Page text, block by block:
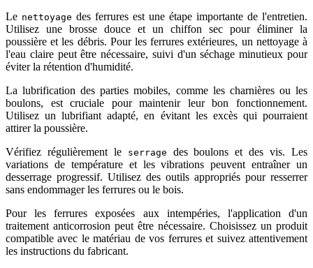
Le nettoyage des ferrures est une étape importante de l'entretien.
Utilisez une brosse douce et un chiffon sec pour éliminer la
poussière et les débris. Pour les ferrures extérieures, un nettoyage à
l'eau claire peut être nécessaire, suivi d'un séchage minutieux pour
éviter la rétention d'humidité.
La lubrification des parties mobiles, comme les charnières ou les
boulons, est cruciale pour maintenir leur bon fonctionnement.
Utilisez un lubrifiant adapté, en évitant les excès qui pourraient
attirer la poussière.
Vérifiez régulièrement le
serrage
des boulons et des vis. Les
variations de température et les vibrations peuvent entraîner un
desserrage progressif. Utilisez des outils appropriés pour resserrer
sans endommager les ferrures ou le bois.
Pour les ferrures exposées aux intempéries, l'application d'un
traitement anticorrosion peut être nécessaire. Choisissez un produit
compatible avec le matériau de vos ferrures et suivez attentivement
les instructions du fabricant.